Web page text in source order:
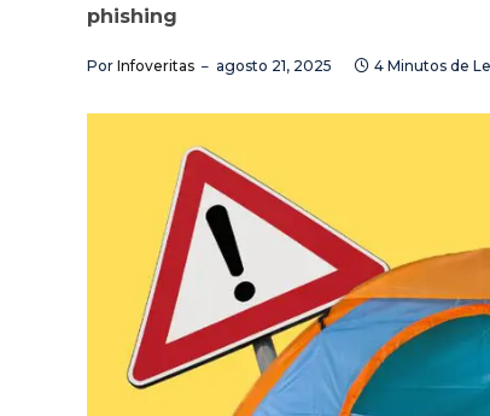
phishing
Por Infoveritas agosto 21, 2025 4 Minutos de